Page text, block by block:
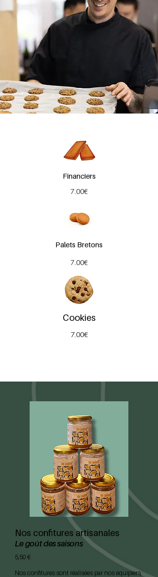
Financiers
7.00€
Palets Bretons
7.00€
Cookies
7.00€
Nos confitures artisanales
Le goût des saisons
5,50 €
Nos confitures sont réalisées par nos équipiers,